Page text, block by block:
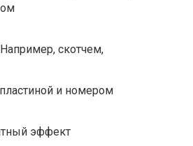
скотчем,
и номером
эффект